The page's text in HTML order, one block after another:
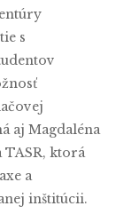
s
aj Magdaléna
TASR, ktorá
a
inštitúcii.